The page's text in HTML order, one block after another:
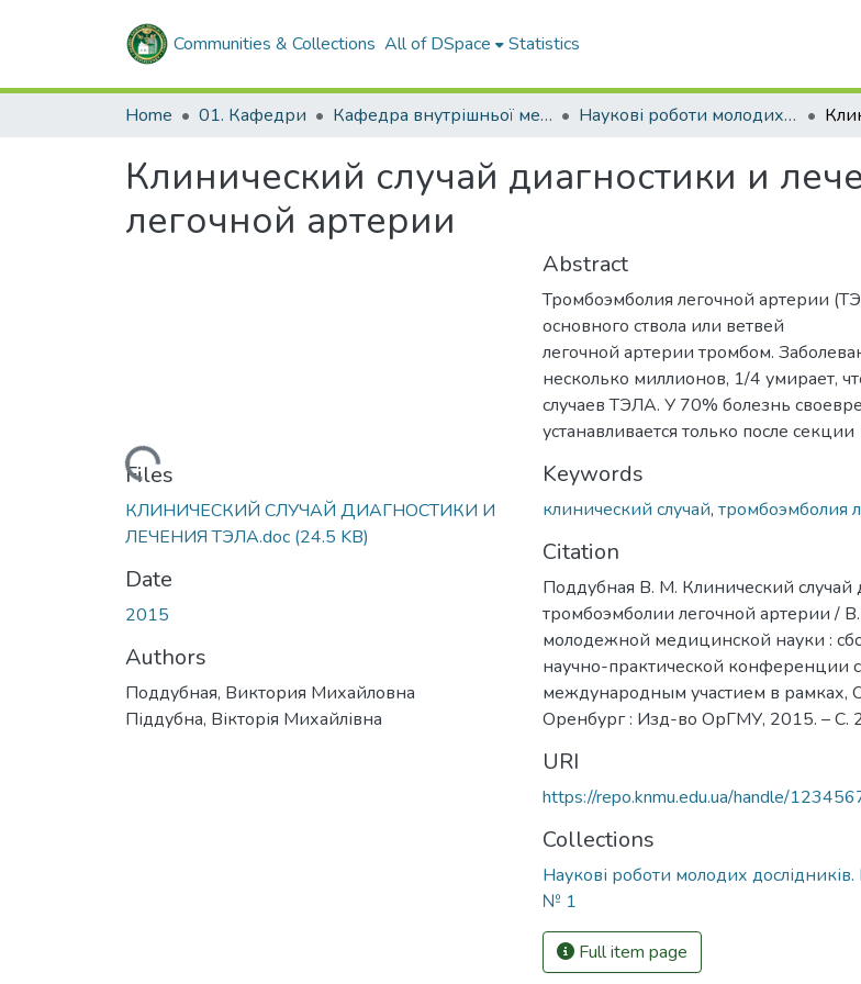
Communities & Collections All of DSpace Statistics
Home 01. Кафедри Кафедра внутрішньої медицини № 1 Наукові роботи молодих дослідників. Кафедра внутрішньої медицини № 1
Клинический случай диагностики и
легочной артерии
Loading...
Files
КЛИНИЧЕСКИЙ СЛУЧАЙ ДИАГНОСТИКИ И
ЛЕЧЕНИЯ ТЭЛА.doc (24.5 KB)
Date
2015
Authors
Поддубная, Виктория Михайловна
Піддубна, Вікторія Михайлівна
Abstract
Тромбоэмболия легочной артерии
основного ствола или ветвей
легочной артерии тромбом.
несколько миллионов, 1/4 умирает,
случаев ТЭЛА. У 70% болезнь
устанавливается только после секции
Keywords
клинический случай, тромбоэмболия
Citation
Поддубная В. М. Клинический случай
тромбоэмболии легочной артерии /
молодежной медицинской науки :
научно-практической конференции
международным участием в рамках,
Оренбург : Изд-во ОрГМУ, 2015. – С.
URI
https://repo.knmu.edu.ua/handle/
Collections
Наукові роботи молодих
№ 1
Full item page